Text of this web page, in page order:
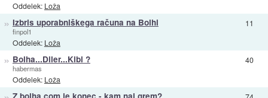
Oddelek: Loža
» Izbris uporabniškega računa na Bolhi
finpol1
Oddelek: Loža
11
» Bolha...Diler...Kibi ?
habermas
Oddelek: Loža
40
Z bolha.com je konec - kam naj grem?